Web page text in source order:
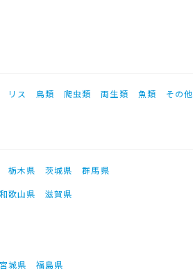
リス 鳥類 爬虫類 両生類 魚類 その他
栃木県 茨城県
群馬県
和歌山県
滋賀県
宮城県
福島県